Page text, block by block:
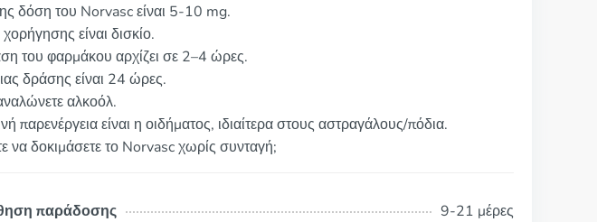
δόση του Norvasc είναι 5-10 mg.
είναι δισκίο.
του φαρμάκου αρχίζει σε 2–4 ώρες.
δράσης είναι 24 ώρες.
αλκοόλ.
παρενέργεια είναι η οιδήματος, ιδιαίτερα στους αστραγάλους/πόδια.
να δοκιμάσετε το Norvasc χωρίς συνταγή;
παράδοσης
9-21 μέρες